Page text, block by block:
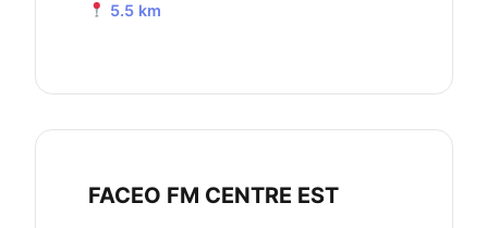
5.5 km
FACEO FM CENTRE EST